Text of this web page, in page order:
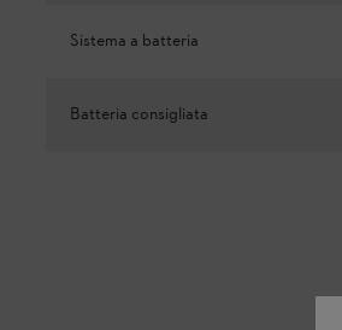
Sistema a batteria
Batteria consigliata